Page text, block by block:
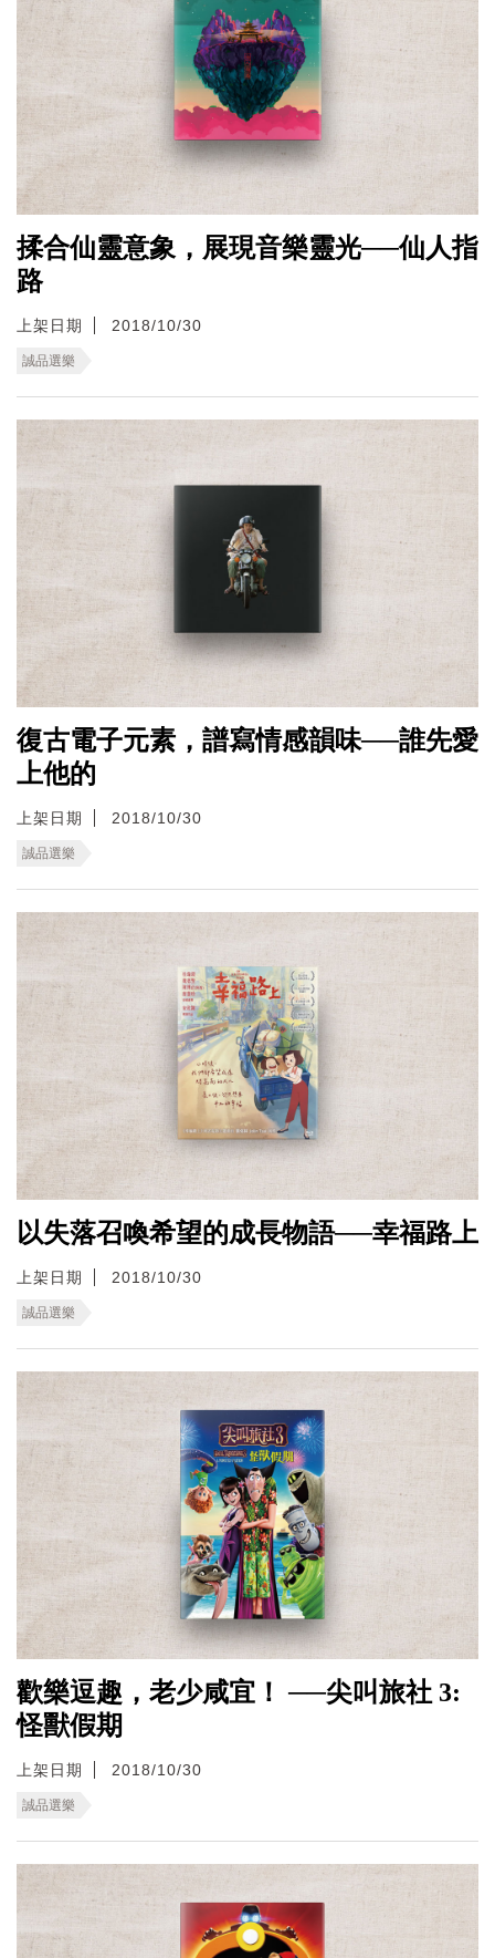
揉合仙靈意象，展現音樂靈光──仙人指
路
上架日期 2018/10/30
誠品選樂
復古電子元素，譜寫情感韻味──誰先愛
上他的
上架日期 2018/10/30
誠品選樂
以失落召喚希望的成長物語──幸福路上
上架日期 2018/10/30
誠品選樂
歡樂逗趣，老少咸宜！ ──尖叫旅社 3:
怪獸假期
上架日期 2018/10/30
誠品選樂